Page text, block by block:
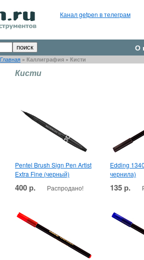
Канал getpen в телеграм
О
Главная » Каллиграфия » Кисти
Кисти
Pentel Brush Sign Pen Artist
Extra Fine (черный)
400 р. Распродано!
Edding
чернила)
135 р.